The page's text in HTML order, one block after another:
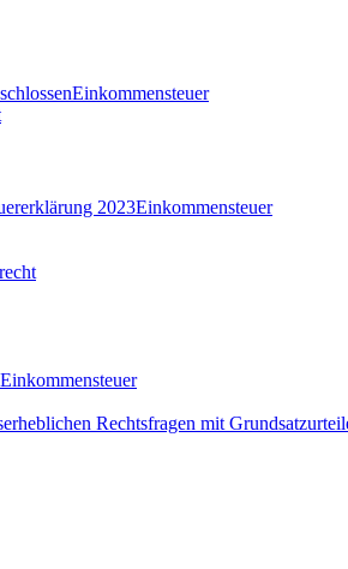
Einkommensteuer
2023Einkommensteuer
Einkommensteuer
Rechtsfragen mit